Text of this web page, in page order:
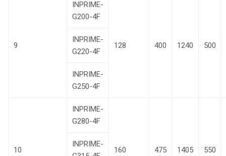
9
INPRIME-
G200-4F
128 400 1240 500
INPRIME-
G220-4F
INPRIME-
G250-4F
10
INPRIME-
G280-4F
160 475 1405 550
INPRIME-